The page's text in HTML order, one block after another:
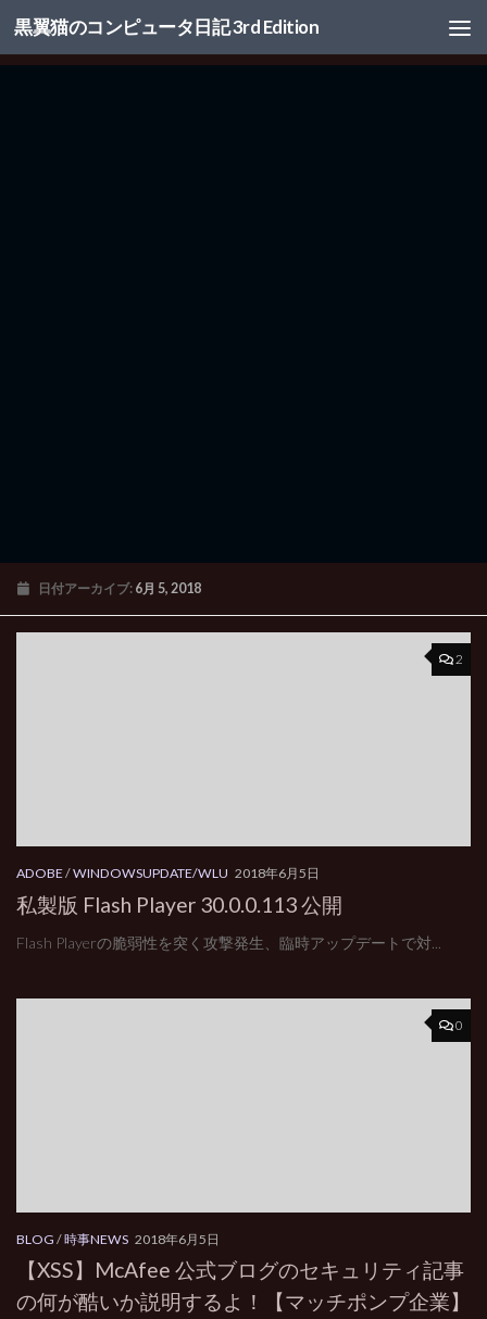
コンテンツへスキップ
黒翼猫のコンピュータ日記 3rd Edition
日付アーカイブ: 6月 5, 2018
2
ADOBE/WINDOWSUPDATE/WLU 2018年6月5日
私製版 Flash Player 30.0.0.113 公開
Flash Playerの脆弱性を突く攻撃発生、臨時アップデートで対...
0
BLOG /時事NEWS 2018年6月5日
【XSS】McAfee 公式ブログのセキュリティ記事
の何が酷いか説明するよ！【マッチポンプ企業】